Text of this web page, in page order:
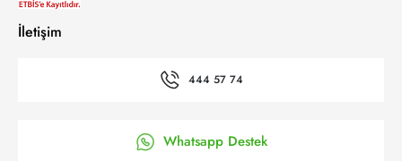
İletişim
444 57 74
Whatsapp Destek